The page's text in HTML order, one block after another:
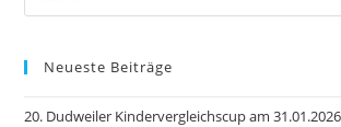
Neueste Beiträge
20. Dudweiler Kindervergleichscup am